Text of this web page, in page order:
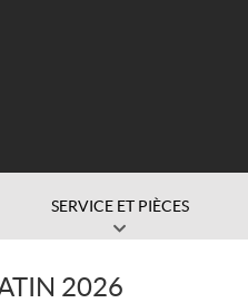
SERVICE ET PIÈCES
2026